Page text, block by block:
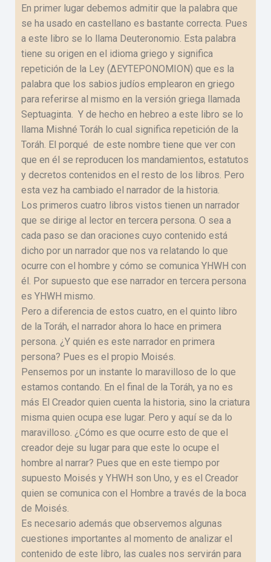
En primer lugar debemos admitir que la palabra que
se ha usado en castellano es bastante correcta. Pues
a este libro se lo llama Deuteronomio. Esta palabra
tiene su origen en el idioma griego y significa
repetición de la Ley (ΔΕΥΤΕΡΟΝΟΜΙΟΝ) que es la
palabra que los sabios judíos emplearon en griego
para referirse al mismo en la versión griega llamada
Septuaginta. Y de hecho en hebreo a este libro se lo
llama Mishné Toráh lo cual significa repetición de la
Toráh. El porqué de este nombre tiene que ver con
que en él se reproducen los mandamientos, estatutos
y decretos contenidos en el resto de los libros. Pero
esta vez ha cambiado el narrador de la historia.
Los primeros cuatro libros vistos tienen un narrador
que se dirige al lector en tercera persona. O sea a
cada paso se dan oraciones cuyo contenido está
dicho por un narrador que nos va relatando lo que
ocurre con el hombre y cómo se comunica YHWH con
él. Por supuesto que ese narrador en tercera persona
es YHWH mismo.
Pero a diferencia de estos cuatro, en el quinto libro
de la Toráh, el narrador ahora lo hace en primera
persona. ¿Y quién es este narrador en primera
persona? Pues es el propio Moisés.
Pensemos por un instante lo maravilloso de lo que
estamos contando. En el final de la Toráh, ya no es
más El Creador quien cuenta la historia, sino la criatura
misma quien ocupa ese lugar. Pero y aquí se da lo
maravilloso. ¿Cómo es que ocurre esto de que el
creador deje su lugar para que este lo ocupe el
hombre al narrar? Pues que en este tiempo por
supuesto Moisés y YHWH son Uno, y es el Creador
quien se comunica con el Hombre a través de la boca
de Moisés.
Es necesario además que observemos algunas
cuestiones importantes al momento de analizar el
contenido de este libro, las cuales nos servirán para